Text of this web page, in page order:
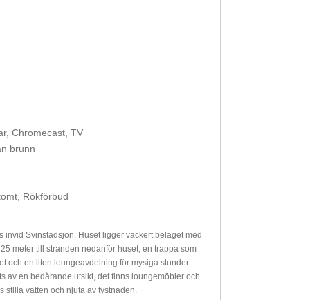
Chromecast, TV
brunn
Rökförbud
Svinstadsjön. Huset ligger vackert beläget med
meter till stranden nedanför huset, en trappa som
och en liten loungeavdelning för mysiga stunder.
av en bedårande utsikt, det finns loungemöbler och
stilla vatten och njuta av tystnaden.